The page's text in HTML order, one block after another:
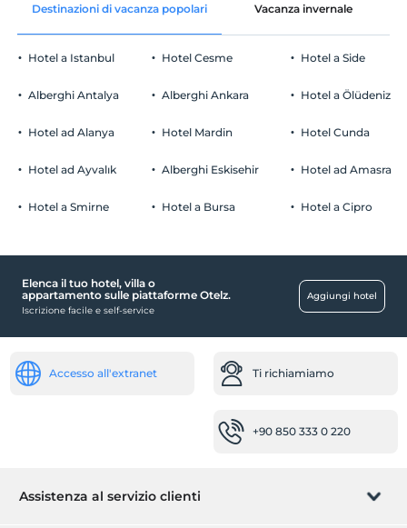
Destinazioni di vacanza popolari Vacanza invernale
Hotel a Istanbul
Alberghi Antalya
Hotel ad Alanya
Hotel ad Ayvalık
Hotel a Smirne
Hotel Cesme
Alberghi Ankara
Hotel Mardin
Alberghi Eskisehir
Hotel a Bursa
Hotel a Side
Hotel a Ölüdeniz
Hotel Cunda
Hotel ad Amasra
Hotel a Cipro
Elenca il tuo hotel, villa o
appartamento sulle piattaforme Otelz.
Iscrizione facile e self-service
Aggiungi hotel
Accesso all'extranet Ti richiamiamo
+90 850 333 0 220
Assistenza al servizio clienti